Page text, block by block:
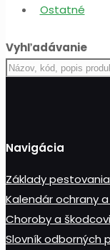
Ostatné
Vyhľadávanie
Hľadať
Navigácia
Základy
Kalendár ochrany
Choroby a
Slovník odborných